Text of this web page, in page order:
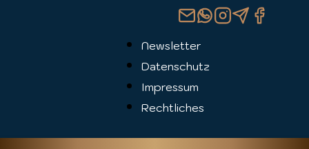
Newsletter
Datenschutz
Impressum
Rechtliches